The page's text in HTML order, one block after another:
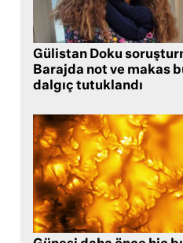
Gülistan Doku
Barajda not ve makas
dalgıç tutuklandı